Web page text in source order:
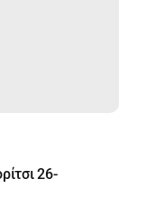
26-